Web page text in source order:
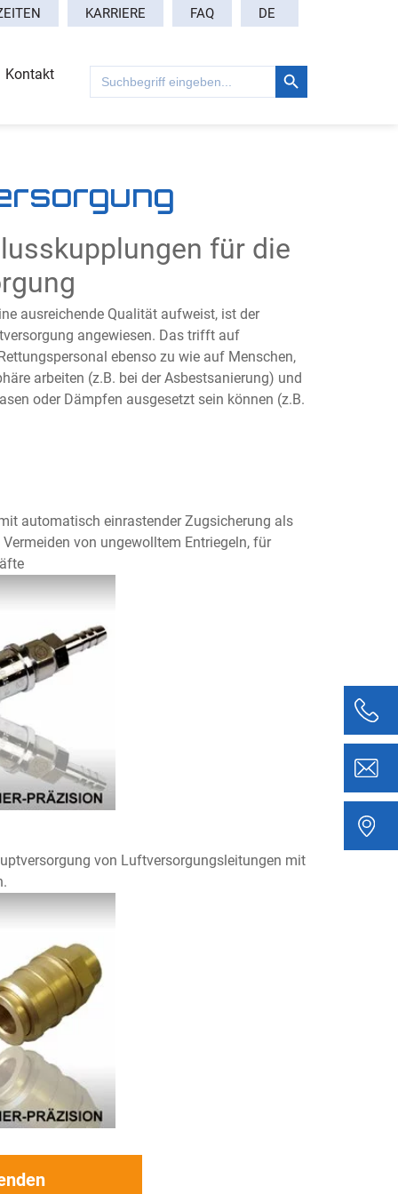
KARRIERE FAQ DE
Kontakt
Search
for:
Search Button
für die
ausreichende Qualität aufweist, ist der
angewiesen. Das trifft auf
ebenso zu wie auf Menschen,
arbeiten (z.B. bei der Asbestsanierung) und
oder Dämpfen ausgesetzt sein können (z.B.
automatisch einrastender Zugsicherung als
von ungewolltem Entriegeln, für
von Luftversorgungsleitungen mit